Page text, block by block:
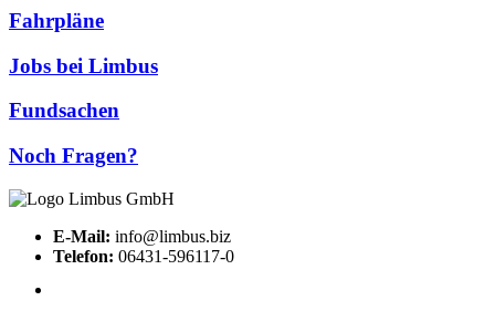
Fahrpläne
Jobs bei Limbus​
Fundsachen
Noch Fragen?
E-Mail: info@limbus.biz
Telefon: 06431-596117-0